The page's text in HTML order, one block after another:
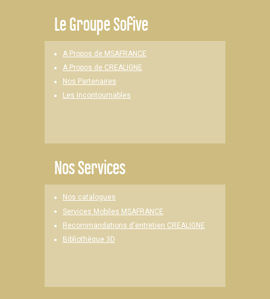
LeGroupe Sofive
A Propos de MSAFRANCE
A Propos de CREALIGNE
Nos Partenaires
Les Incontournables
Nos Services
Nos catalogues
Services Mobiles MSAFRANCE
Recommandations d'entretien CREALIGNE
Bibliothèque 3D